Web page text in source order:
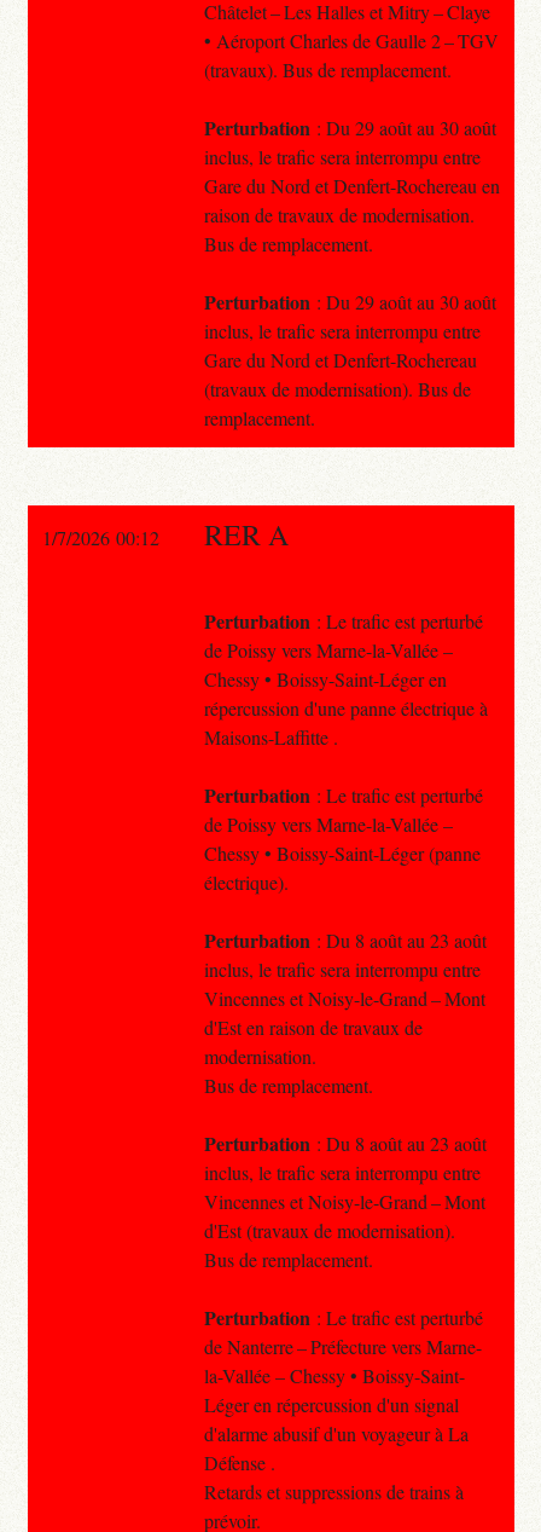
Châtelet – Les Halles et Mitry – Claye
• Aéroport Charles de Gaulle 2 – TGV
(travaux). Bus de remplacement.
Perturbation : Du 29 août au 30 août
inclus, le trafic sera interrompu entre
Gare du Nord et Denfert-Rochereau en
raison de travaux de modernisation.
Bus de remplacement.
Perturbation : Du 29 août au 30 août
inclus, le trafic sera interrompu entre
Gare du Nord et Denfert-Rochereau
(travaux de modernisation). Bus de
remplacement.
1/7/2026 00:12 RER A
Perturbation : Le trafic est perturbé
de Poissy vers Marne-la-Vallée –
Chessy • Boissy-Saint-Léger en
répercussion d'une panne électrique à
Maisons-Laffitte .
Perturbation : Le trafic est perturbé
de Poissy vers Marne-la-Vallée –
Chessy • Boissy-Saint-Léger (panne
électrique).
Perturbation : Du 8 août au 23 août
inclus, le trafic sera interrompu entre
Vincennes et Noisy-le-Grand – Mont
d'Est en raison de travaux de
modernisation.
Bus de remplacement.
Perturbation : Du 8 août au 23 août
inclus, le trafic sera interrompu entre
Vincennes et Noisy-le-Grand – Mont
d'Est (travaux de modernisation).
Bus de remplacement.
Perturbation : Le trafic est perturbé
de Nanterre – Préfecture vers Marne-
la-Vallée – Chessy • Boissy-Saint-
Léger en répercussion d'un signal
d'alarme abusif d'un voyageur à La
Défense .
Retards et suppressions de trains à
prévoir.